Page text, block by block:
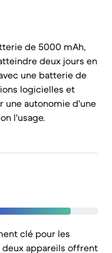
de 5000 mAh,
deux jours en
une batterie de
logicielles et
une autonomie d'une
l'usage.
clé pour les
appareils offrent